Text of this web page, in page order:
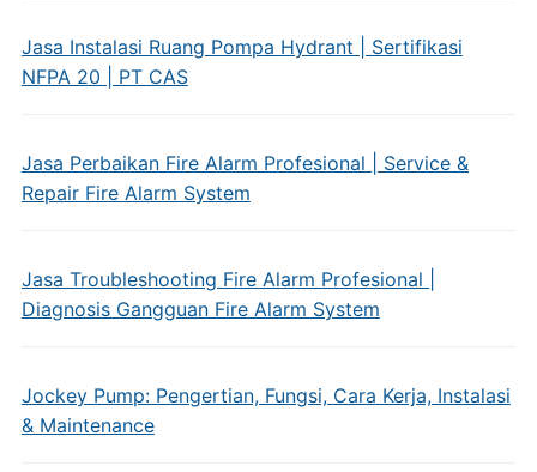
Jasa Instalasi Ruang Pompa Hydrant | Sertifikasi
NFPA 20 | PT CAS
Jasa Perbaikan Fire Alarm Profesional | Service &
Repair Fire Alarm System
Jasa Troubleshooting Fire Alarm Profesional |
Diagnosis Gangguan Fire Alarm System
Jockey Pump: Pengertian, Fungsi, Cara Kerja, Instalasi
& Maintenance